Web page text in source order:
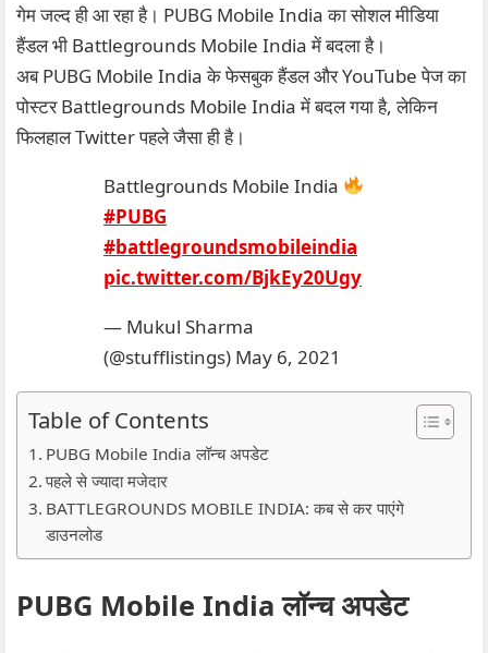
गेम जल्द ही आ रहा है। PUBG Mobile India का सोशल मीडिया
हैंडल भी Battlegrounds Mobile India में बदला है।
अब PUBG Mobile India के फेसबुक हैंडल और YouTube पेज का
पोस्टर Battlegrounds Mobile India में बदल गया है, लेकिन
फिलहाल Twitter पहले जैसा ही है।
Battlegrounds Mobile India
#PUBG
#battlegroundsmobileindia
pic.twitter.com/BjkEy20Ugy
— Mukul Sharma
(@stufflistings) May 6, 2021
Table of Contents
PUBG Mobile India लॉन्च अपडेट
पहले से ज्यादा मजेदार
BATTLEGROUNDS MOBILE INDIA: कब से कर पाएंगे
डाउनलोड
PUBG Mobile India लॉन्च अपडेट